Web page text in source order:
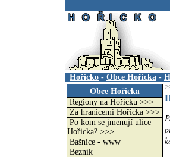
Hořicko - Obce Hořicka -
Obce Hořicka
Regiony na Hořicku >>>
Za hranicemi Hořicka >>>
Po kom se jmenují ulice
Hořicka? >>>
Bašnice - www
Bezník